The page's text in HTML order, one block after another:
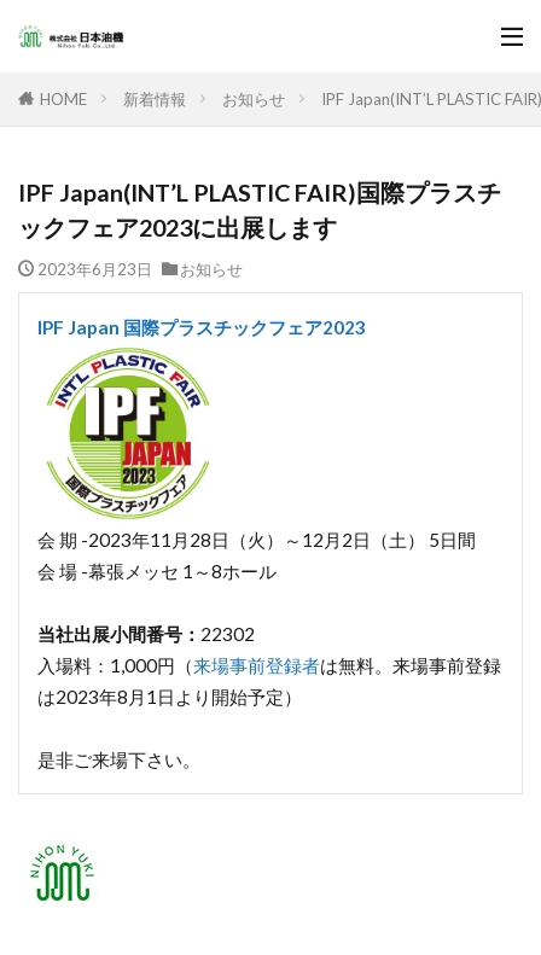
HOME 新着情報 お知らせ IPF Japan(INT’L PLASTIC
IPF Japan(INT’L PLASTIC FAIR)国際プラスチ
ックフェア2023に出展します
2023年6月23日 お知らせ
IPF Japan 国際プラスチックフェア2023
会 期 -2023年11月28日（火）～12月2日（土） 5日間
会 場 -幕張メッセ 1～8ホール
当社出展小間番号： 22302
入場料：1,000円（来場事前登録者は無料。来場事前登録
は2023年8月1日より開始予定）
是非ご来場下さい。